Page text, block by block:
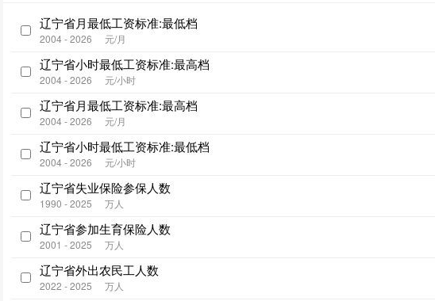
辽宁省月最低工资标准:最低档
2004 - 2026 元/月
辽宁省小时最低工资标准:最高档
2004 - 2026 元/小时
辽宁省月最低工资标准:最高档
2004 - 2026 元/月
辽宁省小时最低工资标准:最低档
2004 - 2026 元/小时
辽宁省失业保险参保人数
1990 - 2025 万人
辽宁省参加生育保险人数
2001 - 2025 万人
辽宁省外出农民工人数
2022 - 2025 万人